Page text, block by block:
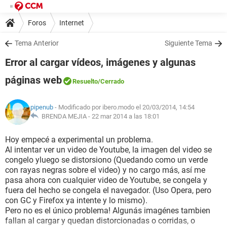
Foros Internet
Tema Anterior Siguiente Tema
Error al cargar vídeos, imágenes y algunas
páginas web
Resuelto/Cerrado
pipenub - Modificado por ibero.modo el 20/03/2014, 14:54
BRENDA MEJIA - 22 mar 2014 a las 18:01
Hoy empecé a experimental un problema.
Al intentar ver un video de Youtube, la imagen del video se
congelo yluego se distorsiono (Quedando como un verde
con rayas negras sobre el video) y no cargo más, así me
pasa ahora con cualquier video de Youtube, se congela y
fuera del hecho se congela el navegador. (Uso Opera, pero
con GC y Firefox ya intente y lo mismo).
Pero no es el único problema! Algunás imagénes tambien
fallan al cargar y quedan distorcionadas o corridas, o